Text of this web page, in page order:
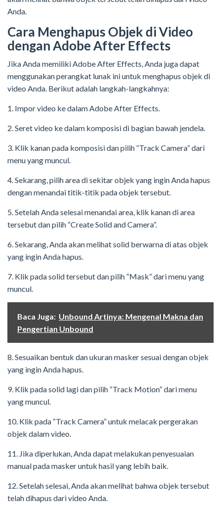
Anda.
Cara Menghapus Objek di Video
dengan Adobe After Effects
Jika Anda memiliki Adobe After Effects, Anda juga dapat
menggunakan perangkat lunak ini untuk menghapus objek di
video Anda. Berikut adalah langkah-langkahnya:
1. Impor video ke dalam Adobe After Effects.
2. Seret video ke dalam komposisi di bagian bawah jendela.
3. Klik kanan pada komposisi dan pilih “Track Camera” dari
menu yang muncul.
4. Sekarang, pilih area di sekitar objek yang ingin Anda hapus
dengan menandai titik-titik pada objek tersebut.
5. Setelah Anda selesai menandai area, klik kanan di area
tersebut dan pilih “Create Solid and Camera”.
6. Sekarang, Anda akan melihat solid berwarna di atas objek
yang ingin Anda hapus.
7. Klik pada solid tersebut dan pilih “Mask” dari menu yang
muncul.
Baca Juga: Unbound Artinya: Mengenal Makna dan
Pengertian Unbound
8. Sesuaikan bentuk dan ukuran masker sesuai dengan objek
yang ingin Anda hapus.
9. Klik pada solid lagi dan pilih “Track Motion” dari menu
yang muncul.
10. Klik pada “Track Camera” untuk melacak pergerakan
objek dalam video.
11. Jika diperlukan, Anda dapat melakukan penyesuaian
manual pada masker untuk hasil yang lebih baik.
12. Setelah selesai, Anda akan melihat bahwa objek tersebut
telah dihapus dari video Anda.